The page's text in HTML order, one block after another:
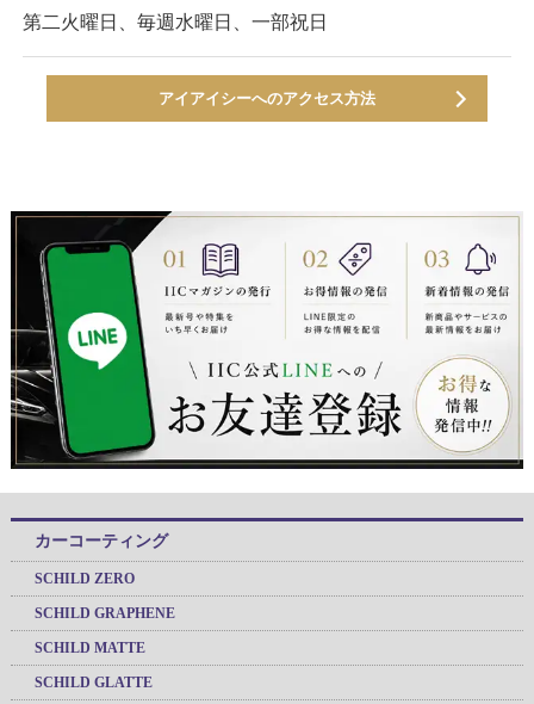
第二火曜日、毎週水曜日、一部祝日
アイアイシーへのアクセス方法
カーコーティング
SCHILD ZERO
SCHILD GRAPHENE
SCHILD MATTE
SCHILD GLATTE